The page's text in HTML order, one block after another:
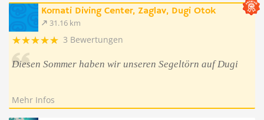
Kornati Diving Center, Zaglav, Dugi Otok
31.16 km
3 Bewertungen
Diesen Sommer haben wir unseren Segeltörn auf Dugi
Mehr Infos